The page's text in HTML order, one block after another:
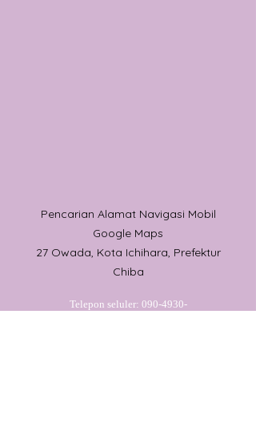
Pencarian Alamat Navigasi Mobil
Google Maps
27 Owada, Kota Ichihara, Prefektur
Chiba
Telepon seluler: 090-4930-